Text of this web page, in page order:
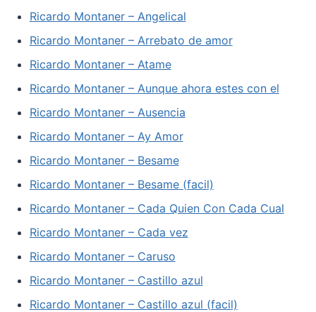
Ricardo Montaner – Angelical
Ricardo Montaner – Arrebato de amor
Ricardo Montaner – Atame
Ricardo Montaner – Aunque ahora estes con el
Ricardo Montaner – Ausencia
Ricardo Montaner – Ay Amor
Ricardo Montaner – Besame
Ricardo Montaner – Besame (facil)
Ricardo Montaner – Cada Quien Con Cada Cual
Ricardo Montaner – Cada vez
Ricardo Montaner – Caruso
Ricardo Montaner – Castillo azul
Ricardo Montaner – Castillo azul (facil)